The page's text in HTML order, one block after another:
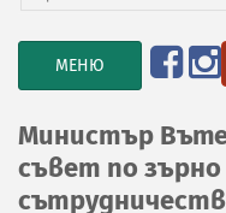
TOGGLE
NAVIGATION
МЕНЮ
Министър
съвет по зърно